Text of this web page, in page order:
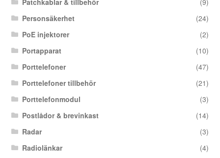
Personsäkerhet
(24)
PoE injektorer
(2)
Portapparat
(10)
Porttelefoner
(47)
Porttelefoner tillbehör
(21)
Porttelefonmodul
(3)
Postlådor & brevinkast
(14)
Radar
(3)
Radiolänkar
(4)